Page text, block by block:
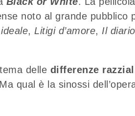
noto al grande pubblico
, Litigi d’amore, Il
delle differenze
qual è la sinossi